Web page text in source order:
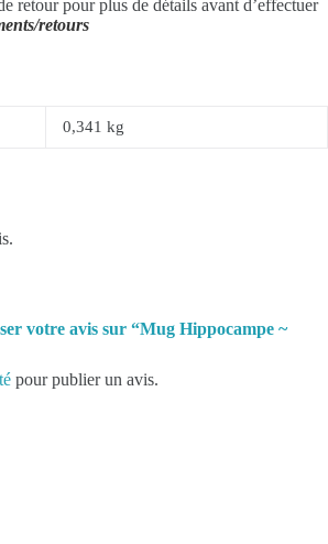
retour pour plus de détails avant d’effectuer
retours
0,341 kg
votre avis sur “Mug Hippocampe ~
pour publier un avis.